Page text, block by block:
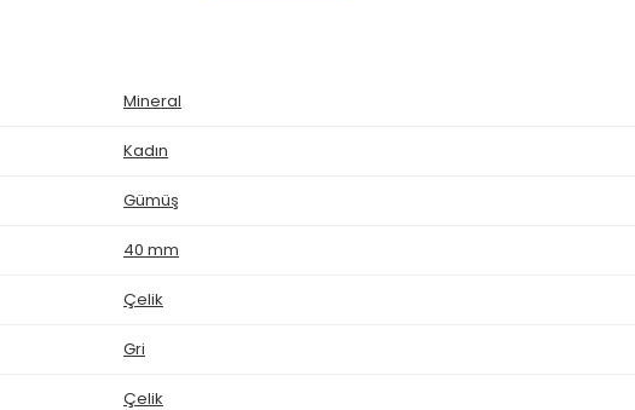
Mineral
Kadın
Gümüş
40 mm
Çelik
Gri
Çelik